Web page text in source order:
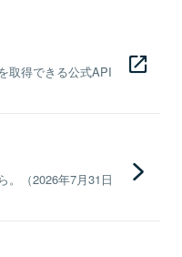
取得できる公式API
。（2026年7月31日